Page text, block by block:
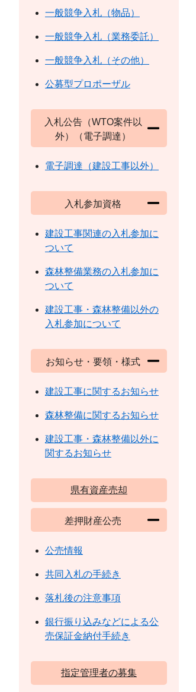
一般競争入札（物品）
一般競争入札（業務委託）
一般競争入札（その他）
公募型プロポーザル
入札公告（WTO案件以
外）（電子調達）
電子調達（建設工事以外）
入札参加資格
建設工事関連の入札参加に
ついて
森林整備業務の入札参加に
ついて
建設工事・森林整備以外の
入札参加について
お知らせ・要領・様式
建設工事に関するお知らせ
森林整備に関するお知らせ
建設工事・森林整備以外に
関するお知らせ
県有資産売却
差押財産公売
公売情報
共同入札の手続き
落札後の注意事項
銀行振り込みなどによる公
売保証金納付手続き
指定管理者の募集